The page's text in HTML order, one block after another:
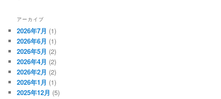
アーカイブ
2026年7月 (1)
2026年6月 (1)
2026年5月 (2)
2026年4月 (2)
2026年2月 (2)
2026年1月 (1)
2025年12月 (5)